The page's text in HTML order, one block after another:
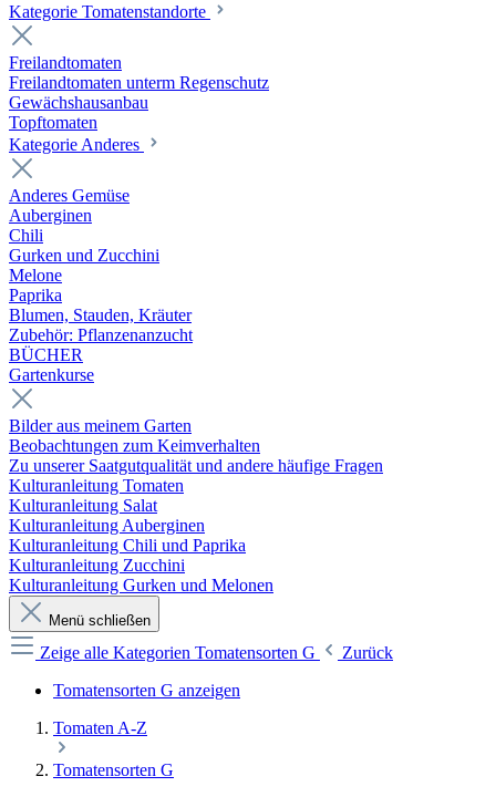
Kategorie Tomatenstandorte
Freilandtomaten
Freilandtomaten unterm Regenschutz
Gewächshausanbau
Topftomaten
Kategorie Anderes
Anderes Gemüse
Auberginen
Chili
Gurken und Zucchini
Melone
Paprika
Blumen, Stauden, Kräuter
Zubehör: Pflanzenanzucht
BÜCHER
Gartenkurse
Bilder aus meinem Garten
Beobachtungen zum Keimverhalten
Zu unserer Saatgutqualität und andere häufige Fragen
Kulturanleitung Tomaten
Kulturanleitung Salat
Kulturanleitung Auberginen
Kulturanleitung Chili und Paprika
Kulturanleitung Zucchini
Kulturanleitung Gurken und Melonen
Menü schließen
Zeige alle Kategorien Tomatensorten G
Zurück
Tomatensorten G anzeigen
Tomaten A-Z
Tomatensorten G